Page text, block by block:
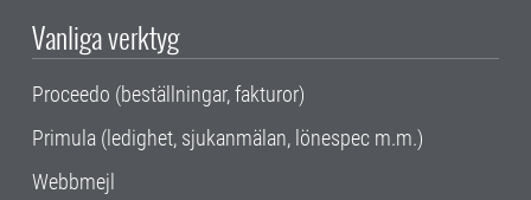
Vanliga verktyg
Proceedo (beställningar, fakturor)
Primula (ledighet, sjukanmälan, lönespec m.m.)
Webbmejl